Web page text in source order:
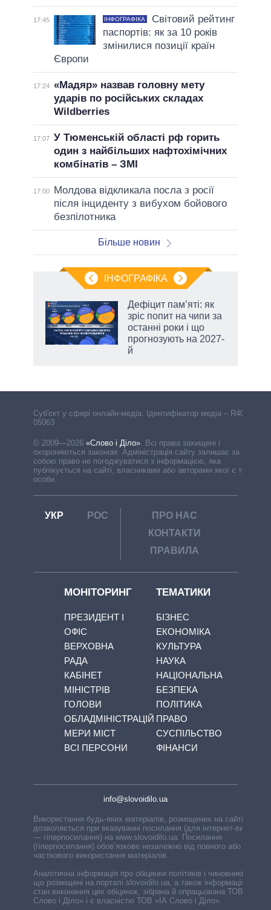
17:45 ІНФОГРАФІКА
Світовий рейтинг
паспортів: як за 10 років
змінилися позиції країн
Європи
17:24 «Мадяр» назвав головну мету
ударів по російських складах
Wildberries
17:07 У Тюменській області рф горить
один з найбільших нафтохімічних
комбінатів – ЗМІ
17:00
Молдова відкликала посла з росії
після інциденту з вибухом бойового
безпілотника
Більше новин
ІНФОГРАФІКА
Дефіцит пам’яті: як
зріс попит на чипи за
останні роки і що
прогнозують на 2027-
й
Cуб'єкт у сфері онлайн-медіа. Ідентифікатор медіа – R40-
05063
© 2009—2026 «Слово і Діло». Всі права захищені і
охороняються законом. Адміністрація сайту залишає за
собою право не погоджуватися з інформацією, яка
публікується на сайті, власниками або авторами якої є треті
особи.
УКР РОС
ПРО НАС
КОНТАКТИ
ПРАВИЛА
МОНІТОРИНГ
ПРЕЗИДЕНТ І
ОФІС
ВЕРХОВНА
РАДА
КАБІНЕТ
МІНІСТРІВ
ГОЛОВИ
ОБЛАДМІНІСТРАЦІЙ
МЕРИ МІСТ
ВСІ ПЕРСОНИ
ТЕМАТИКИ
БІЗНЕС
ЕКОНОМІКА
КУЛЬТУРА
НАУКА
НАЦІОНАЛЬНА
БЕЗПЕКА
ПОЛІТИКА
ПРАВО
СУСПІЛЬСТВО
ФІНАНСИ
info@slovoidilo.ua
Використання будь-яких матеріалів, розміщених на сайті,
дозволяється при вказуванні посилання (для інтернет-видань
— гіперпосилання) на www.slovoidilo.ua. Посилання
(гіперпосилання) обов’язкове незалежно від повного або
часткового використання матеріалів.
Аналітична інформація про обіцянки політиків і чиновників,
що розміщені на порталі slovoidilo.ua, а також інформація про
стан виконання цих обіцянок, зібрана й опрацьована ТОВ «ІА
Слово і Діло» і є власністю ТОВ «ІА Слово і Діло».